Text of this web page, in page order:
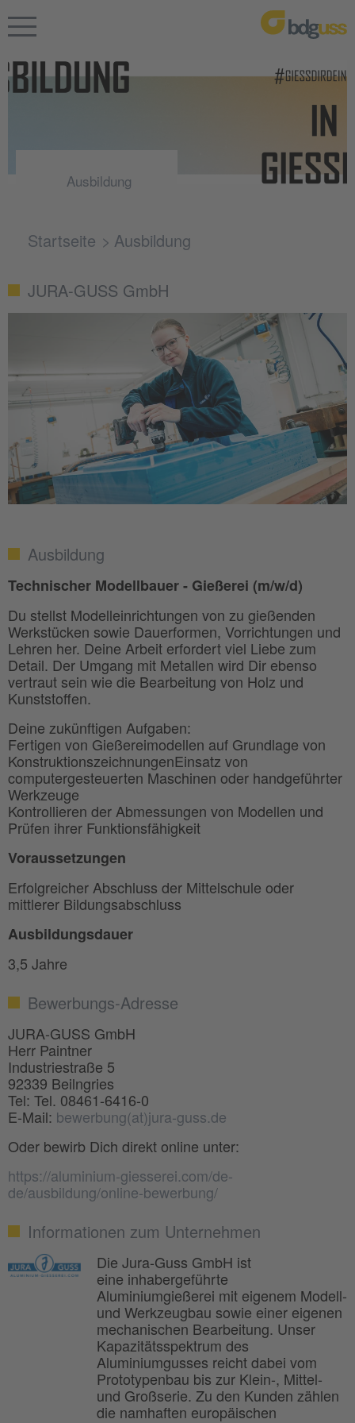
Ausbildung
Startseite Ausbildung
JURA-GUSS GmbH
Ausbildung
Technischer Modellbauer - Gießerei (m/w/d)
Du stellst Modelleinrichtungen von zu gießenden
Werkstücken sowie Dauerformen, Vorrichtungen und
Lehren her. Deine Arbeit erfordert viel Liebe zum
Detail. Der Umgang mit Metallen wird Dir ebenso
vertraut sein wie die Bearbeitung von Holz und
Kunststoffen.
Deine zukünftigen Aufgaben:
Fertigen von Gießereimodellen auf Grundlage von
KonstruktionszeichnungenEinsatz von
computergesteuerten Maschinen oder handgeführter
Werkzeuge
Kontrollieren der Abmessungen von Modellen und
Prüfen ihrer Funktionsfähigkeit
Voraussetzungen
Erfolgreicher Abschluss der Mittelschule oder
mittlerer Bildungsabschluss
Ausbildungsdauer
3,5 Jahre
Bewerbungs-Adresse
JURA-GUSS GmbH
Herr Paintner
Industriestraße 5
92339 Beilngries
Tel: Tel. 08461-6416-0
E-Mail: bewerbung(at)jura-guss.de
Oder bewirb Dich direkt online unter:
https://aluminium-giesserei.com/de-
de/ausbildung/online-bewerbung/
Informationen zum Unternehmen
Die Jura-Guss GmbH ist
eine inhabergeführte
Aluminiumgießerei mit eigenem Modell-
und Werkzeugbau sowie einer eigenen
mechanischen Bearbeitung. Unser
Kapazitätsspektrum des
Aluminiumgusses reicht dabei vom
Prototypenbau bis zur Klein-, Mittel-
und Großserie. Zu den Kunden zählen
die namhaften europäischen